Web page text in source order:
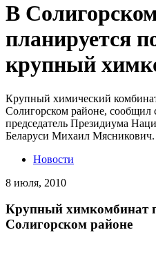
В
планируется
крупный
Крупный химический
Солигорском районе, сообщил
председатель Президиума
Беларуси Михаил Мясникович.
Новости
8 июля, 2010
Крупный химкомбинат
Солигорском районе